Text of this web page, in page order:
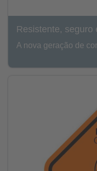
Resistente, seguro
A nova geração de